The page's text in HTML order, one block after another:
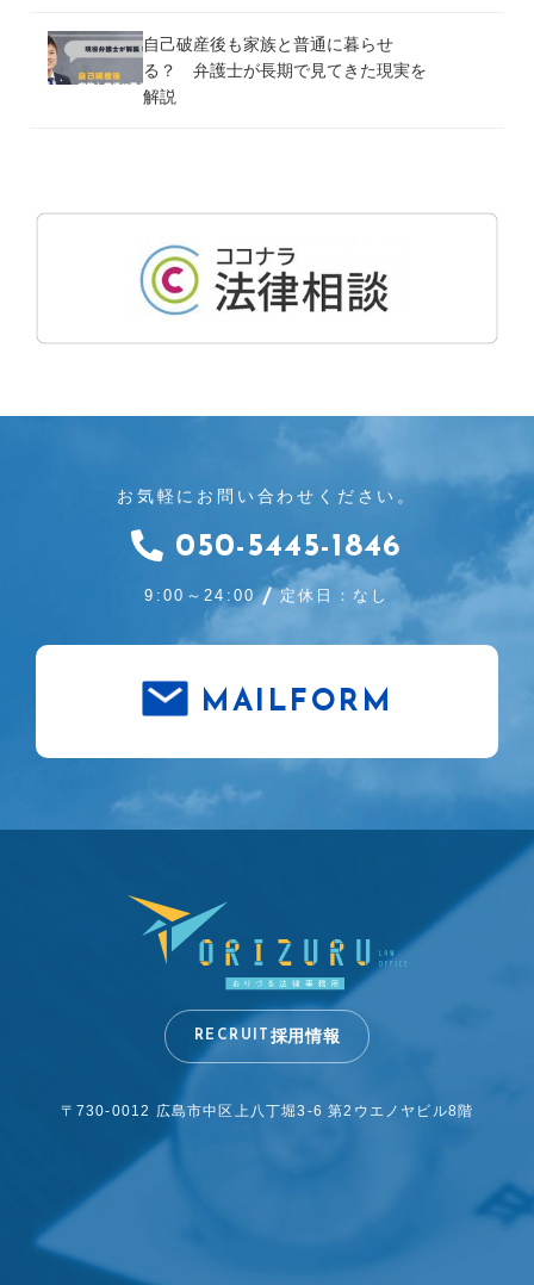
自己破産後も家族と普通に暮らせ
る？ 弁護士が長期で見てきた現実を
解説
MAILFORM
お気軽にお問い合わせください。
050-5445-1846
9:00～24:00 定休日：なし
RECRUIT 採用情報
〒730-0012 広島市中区上八丁堀3-6第2ウエノヤビル8階